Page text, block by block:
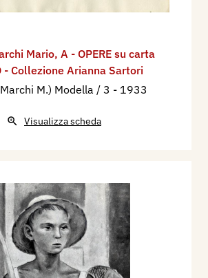
Mario, A - OPERE su carta
- Collezione Arianna Sartori
M.) Modella / 3 - 1933
Visualizza scheda